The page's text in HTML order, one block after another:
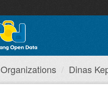
Organizations Dinas